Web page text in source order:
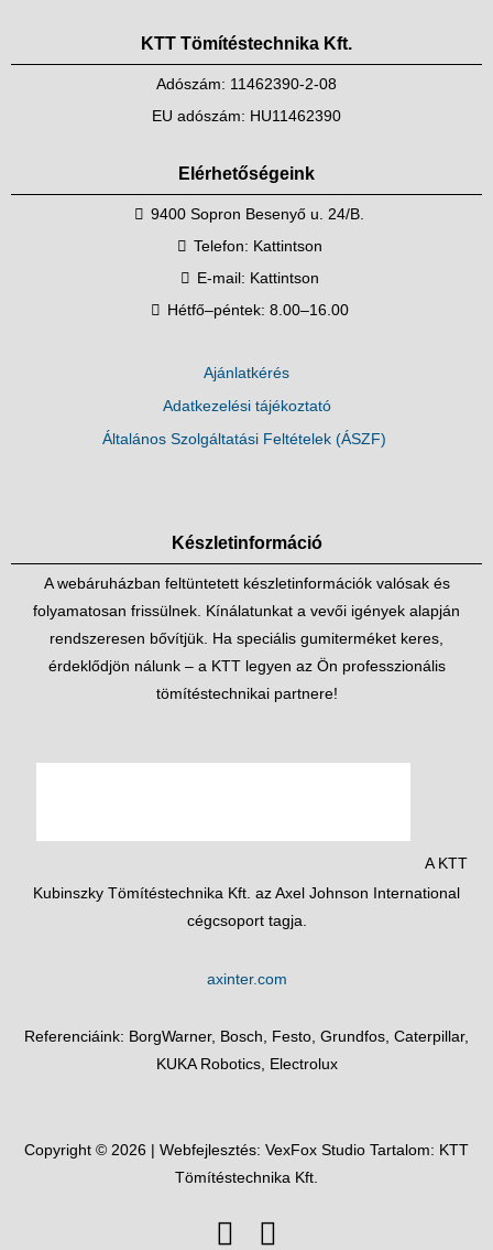
KTT Tömítéstechnika Kft.
Adószám: 11462390-2-08
EU adószám: HU11462390
Elérhetőségeink
9400 Sopron Besenyő u. 24/B.
Telefon: Kattintson
E-mail: Kattintson
Hétfő–péntek: 8.00–16.00
Ajánlatkérés
Adatkezelési tájékoztató
Általános Szolgáltatási Feltételek (ÁSZF)
Készletinformáció
A webáruházban feltüntetett készletinformációk valósak és
folyamatosan frissülnek. Kínálatunkat a vevői igények alapján
rendszeresen bővítjük. Ha speciális gumiterméket keres,
érdeklődjön nálunk – a KTT legyen az Ön professzionális
tömítéstechnikai partnere!
A KTT
Kubinszky Tömítéstechnika Kft. az Axel Johnson International
cégcsoport tagja.
axinter.com
Referenciáink: BorgWarner, Bosch, Festo, Grundfos, Caterpillar,
KUKA Robotics, Electrolux
Copyright © 2026 | Webfejlesztés: VexFox Studio Tartalom: KTT
Tömítéstechnika Kft.